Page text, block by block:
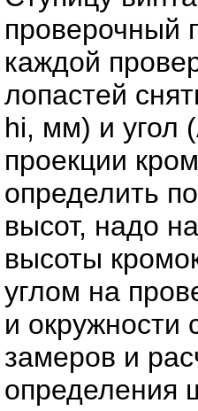
проверочный
каждой
лопастей
hi, мм) и угол
проекции
определить
высот, надо
высоты
углом на
и окружности
замеров и
определения